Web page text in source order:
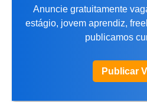
Anuncie gratuitamente
estágio, jovem aprendiz,
publicamos
Publicar